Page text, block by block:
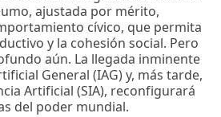
ajustada por mérito,
cívico, que permita
y la cohesión social. Pero
aún. La llegada inminente
General (IAG) y, más tarde,
Artificial (SIA), reconfigurará
del poder mundial.